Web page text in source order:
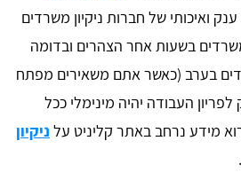
ואיכותי של חברות ניקיון משרדים
בשעות אחר הצהרים ובדומה
בערב (כאשר אתם משאירים מפתח
העבודה יהיה מינימלי ככל
מידע נרחב באתר קליניט על ניקיון